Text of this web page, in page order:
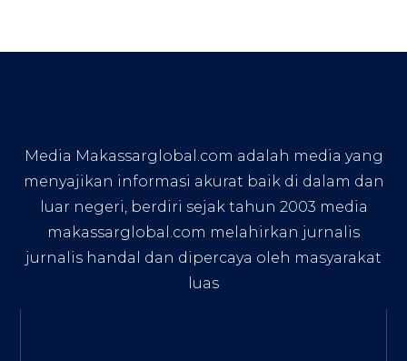
Media Makassarglobal.com adalah media yang
menyajikan informasi akurat baik di dalam dan
luar negeri, berdiri sejak tahun 2003 media
makassarglobal.com melahirkan jurnalis
jurnalis handal dan dipercaya oleh masyarakat
luas